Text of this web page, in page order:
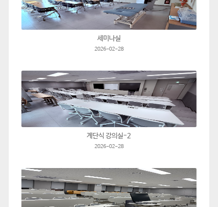
세미나실
2026-02-28
계단식 강의실-2
2026-02-28